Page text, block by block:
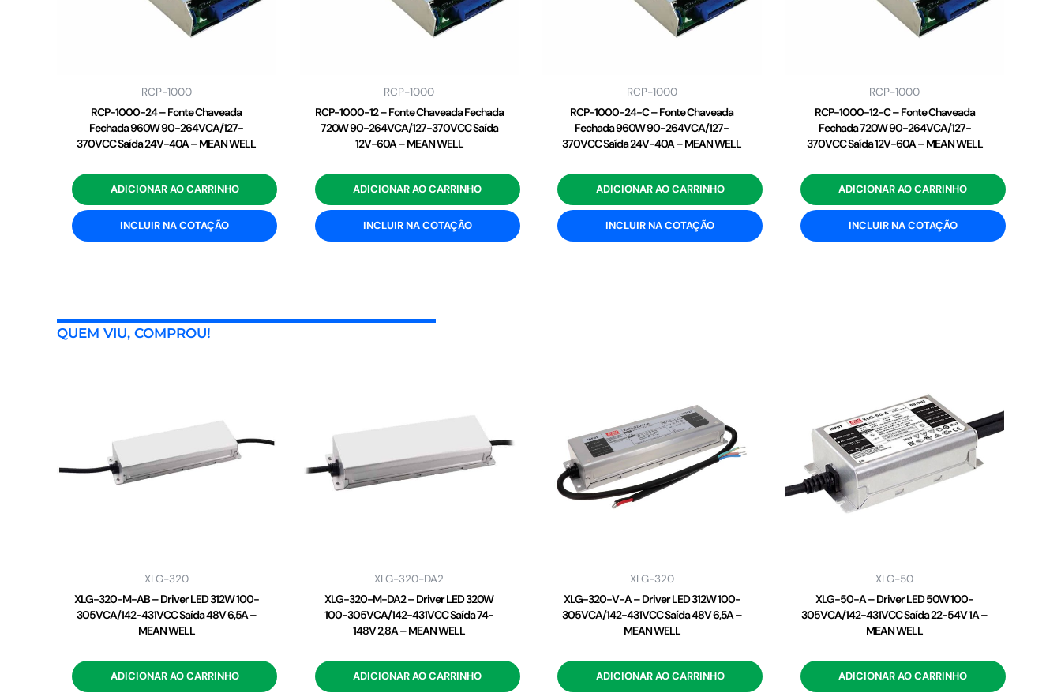
RCP-1000
RCP-1000-24 – Fonte Chaveada
Fechada 960W 90-264VCA/127-
370VCC Saída 24V-40A – MEAN WELL
ADICIONAR AO CARRINHO
INCLUIR NA COTAÇÃO
RCP-1000
RCP-1000-12 – Fonte Chaveada Fechada
720W 90-264VCA/127-370VCC Saída
12V-60A – MEAN WELL
ADICIONAR AO CARRINHO
INCLUIR NA COTAÇÃO
RCP-1000
RCP-1000-24-C – Fonte Chaveada
Fechada 960W 90-264VCA/127-
370VCC Saída 24V-40A – MEAN WELL
ADICIONAR AO CARRINHO
INCLUIR NA COTAÇÃO
RCP-1000
RCP-1000-12-C – Fonte Chaveada
Fechada 720W 90-264VCA/127-
370VCC Saída 12V-60A – MEAN WELL
ADICIONAR AO CARRINHO
INCLUIR NA COTAÇÃO
QUEM VIU, COMPROU!
XLG-320
XLG-320-M-AB – Driver LED 312W 100-
305VCA/142-431VCC Saída 48V 6,5A –
MEAN WELL
ADICIONAR AO CARRINHO
XLG-320-DA2
XLG-320-M-DA2 – Driver LED 320W
100-305VCA/142-431VCC Saída 74-
148V 2,8A – MEAN WELL
ADICIONAR AO CARRINHO
XLG-320
XLG-320-V-A – Driver LED 312W 100-
305VCA/142-431VCC Saída 48V 6,5A –
MEAN WELL
ADICIONAR AO CARRINHO
XLG-50
XLG-50-A – Driver LED 50W 100-
305VCA/142-431VCC Saída 22-54V 1A –
MEAN WELL
ADICIONAR AO CARRINHO